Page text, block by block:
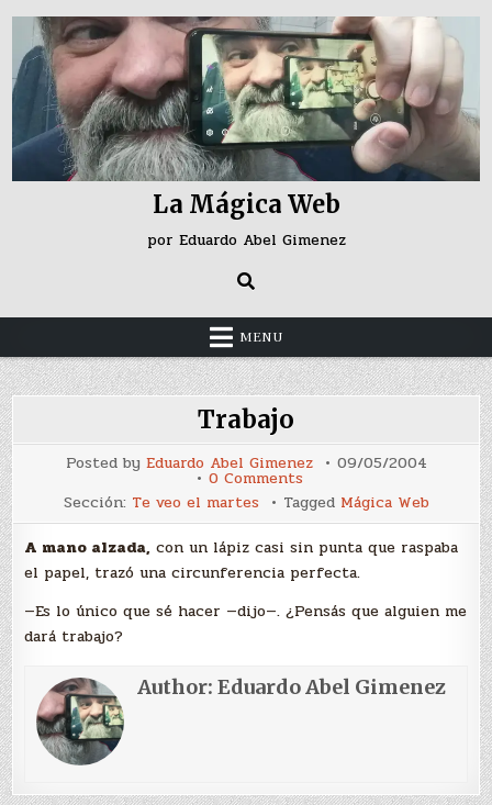
Skip
content
La Mágica Web
por Eduardo Abel Gimenez
MENU
Trabajo
Posted by Eduardo Abel Gimenez 09/05/2004
0 Commentson
Trabajo
Sección: Te veo el martes Tagged Mágica Web
A mano alzada, con un lápiz casi sin punta que raspaba
el papel, trazó una circunferencia perfecta.
—Es lo único que sé hacer —dijo—. ¿Pensás que alguien me
dará trabajo?
Author:Eduardo Abel Gimenez